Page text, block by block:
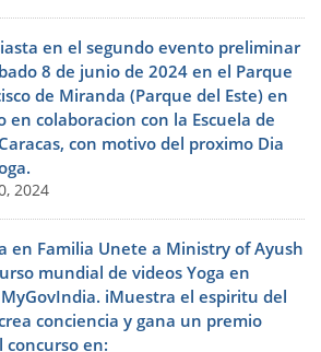
en el segundo evento preliminar
8 de junio de 2024 en el Parque
de Miranda (Parque del Este) en
en colaboracion con la Escuela de
con motivo del proximo Dia
2024
en Familia Unete a Ministry of Ayush
mundial de videos Yoga en
iMuestra el espiritu del
conciencia y gana un premio
concurso en: